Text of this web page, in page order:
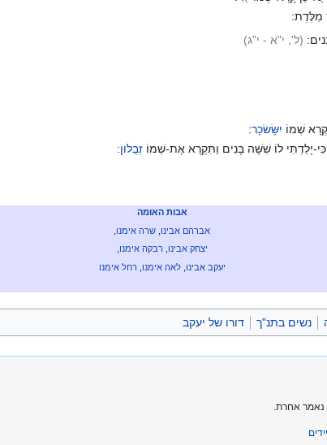
מִלֶּדֶת:
(ל', י"א - י"ג)
שְׁמוֹ יִשָּׂשׂכָר:
יָלַדְתִּי לוֹ שִׁשָּׁה בָנִים וַתִּקְרָא אֶת-שְׁמוֹזְבֻלוּן:
אבות האומה
אברהם אבינו שרה אימנו
יצחק אבינו
רבקה אימנו
יעקב אבינו ,לאה אימנו רחל אימנו
נשים בתנ"ך דורו של יעקב
אחרת.